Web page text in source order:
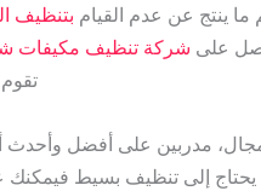
ينتج عن عدم القيام بتنظيف
على شركة تنظيف
مدربين على أفضل وأحدث
يحتاج إلى تنظيف بسيط فيمكنك